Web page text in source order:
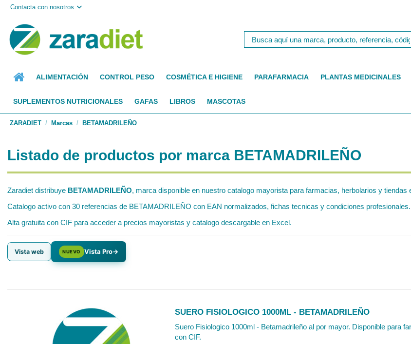
Contacta con nosotros
ALIMENTACIÓN CONTROL PESO COSMÉTICA E HIGIENE PARAFARMACIA PLANTAS MEDICINALES
SUPLEMENTOS NUTRICIONALES GAFAS LIBROS MASCOTAS
ZARADIET Marcas BETAMADRILEÑO
Listado de productos por marca BETAMADRILEÑO
Zaradiet distribuye BETAMADRILEÑO, marca disponible en nuestro catalogo mayorista para farmacias, herbolarios y tiendas
Catalogo activo con 30 referencias de BETAMADRILEÑO con EAN normalizados, fichas tecnicas y condiciones
Alta gratuita con CIF para acceder a precios mayoristas y catalogo descargable en Excel.
Vista web NUEVO Vista Pro→
SUERO FISIOLOGICO 1000ML - BETAMADRILEÑO
Suero Fisiologico 1000ml - Betamadrileño al por mayor. Disponible para
con CIF.